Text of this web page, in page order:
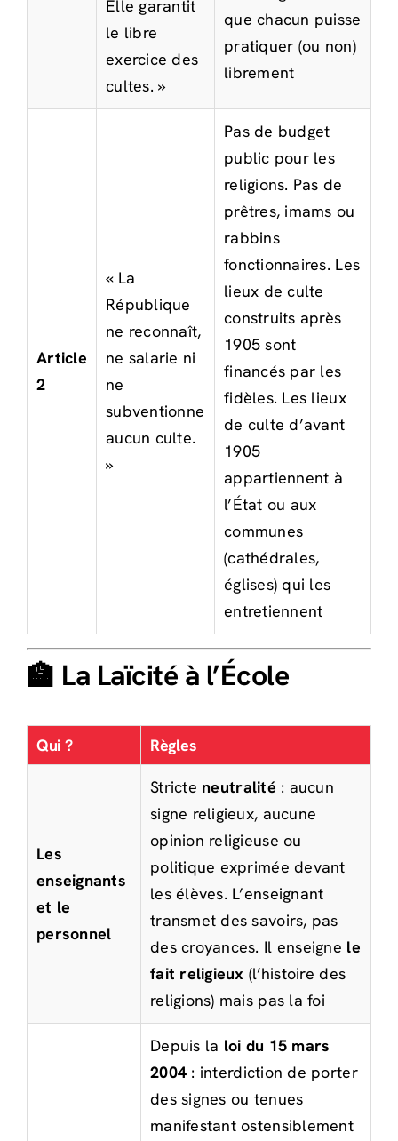
Elle garantit
le libre
exercice des
cultes. »
que chacun puisse
pratiquer (ou non)
librement
Article
2
« La
République
ne reconnaît,
ne salarie ni
ne
subventionne
aucun culte.
»
Pas de budget
public pour les
religions. Pas de
prêtres, imams ou
rabbins
fonctionnaires. Les
lieux de culte
construits après
1905 sont
financés par les
fidèles. Les lieux
de culte d’avant
1905
appartiennent à
l’État ou aux
communes
(cathédrales,
églises) qui les
entretiennent
🏫 La Laïcité à l’École
Qui ? Règles
Les
enseignants
et le
personnel
Stricte neutralité : aucun
signe religieux, aucune
opinion religieuse ou
politique exprimée devant
les élèves. L’enseignant
transmet des savoirs, pas
des croyances. Il enseigne le
fait religieux (l’histoire des
religions) mais pas la foi
Depuis la loi du 15 mars
2004 : interdiction de porter
des signes ou tenues
manifestant ostensiblement